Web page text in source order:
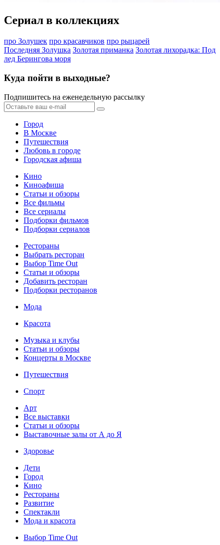
Сериал в коллекциях
про Золушек про красавчиков про рыцарей
Последняя Золушка Золотая приманка Золотая лихорадка: Под
лед Берингова моря
Куда пойти в выходные?
Подпишитесь на еженедельную рассылку
Город
В Москве
Путешествия
Любовь в городе
Городская афиша
Кино
Киноафиша
Статьи и обзоры
Все фильмы
Все сериалы
Подборки фильмов
Подборки сериалов
Рестораны
Выбрать ресторан
Выбор Time Out
Статьи и обзоры
Добавить ресторан
Подборки ресторанов
Мода
Красота
Музыка и клубы
Статьи и обзоры
Концерты в Москве
Путешествия
Спорт
Арт
Все выставки
Статьи и обзоры
Выставочные залы от А до Я
Здоровье
Дети
Город
Кино
Рестораны
Развитие
Спектакли
Мода и красота
Выбор Time Out